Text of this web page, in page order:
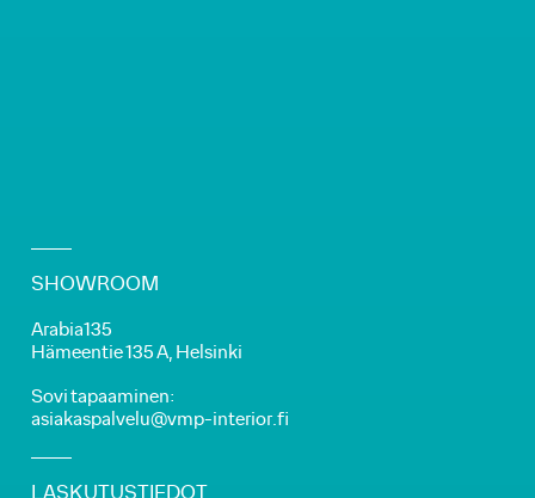
SHOWROOM
Arabia135
Hämeentie 135 A, Helsinki
Sovi tapaaminen:
asiakaspalvelu@vmp-interior.fi
LASKUTUSTIEDOT